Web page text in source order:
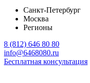
Санкт-Петербург
Москва
Регионы
8 (812) 646 80 80
info@6468080.ru
Бесплатная консультация